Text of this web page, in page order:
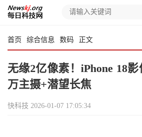
首页 综合信息 数码 正文
无缘2亿像素！iPhone 18
万主摄+潜望长焦
快科技 2026-01-07 17:05:34